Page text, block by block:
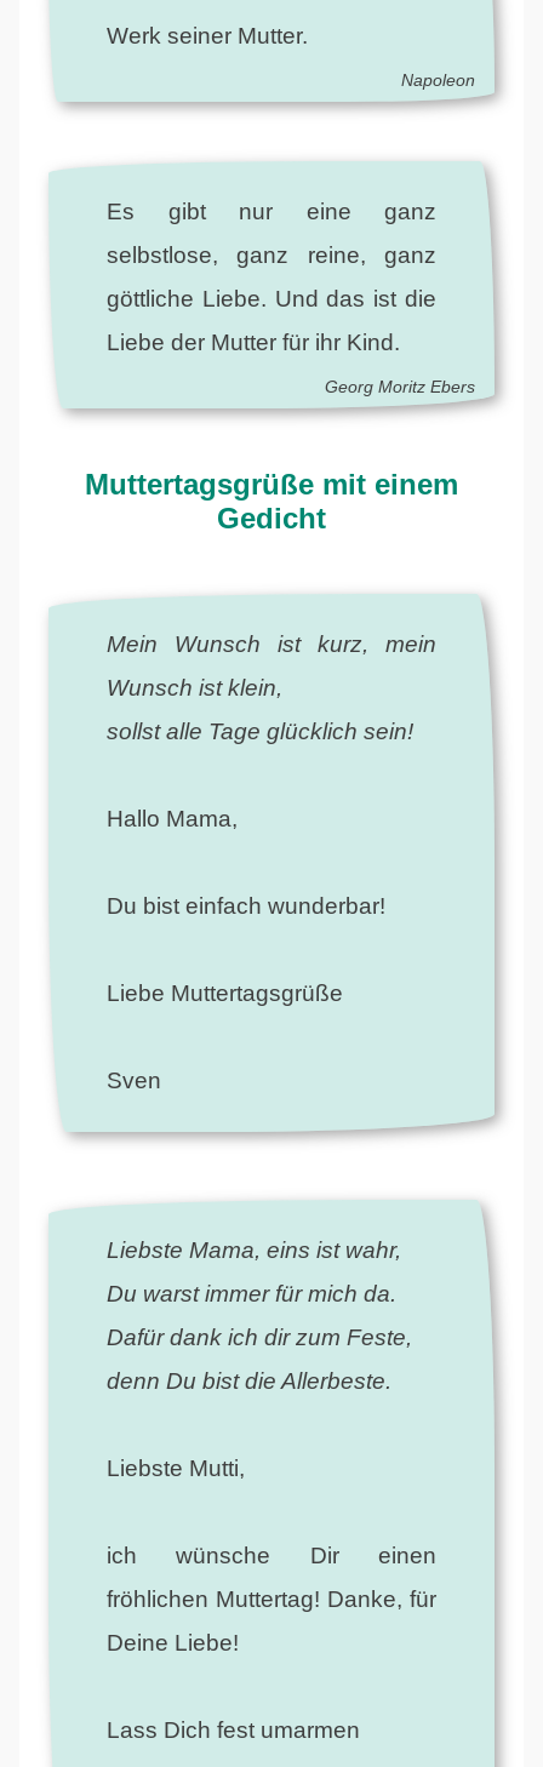
Werk seiner Mutter.
Napoleon
Es gibt nur eine ganz
selbstlose, ganz reine, ganz
göttliche Liebe. Und das ist die
Liebe der Mutter für ihr Kind.
Georg Moritz Ebers
Muttertagsgrüße mit einem
Gedicht
Mein Wunsch ist kurz, mein
Wunsch ist klein,
sollst alle Tage glücklich sein!
Hallo Mama,
Du bist einfach wunderbar!
Liebe Muttertagsgrüße
Sven
Liebste Mama, eins ist wahr,
Du warst immer für mich da.
Dafür dank ich dir zum Feste,
denn Du bist die Allerbeste.
Liebste Mutti,
ich wünsche Dir einen
fröhlichen Muttertag! Danke, für
Deine Liebe!
Lass Dich fest umarmen